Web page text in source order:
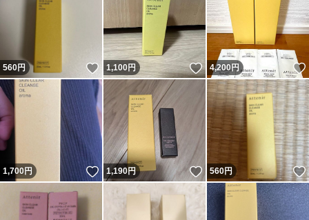
560円 いいね！
1,100円 いいね！
4,200円
1,700円 いいね！
1,190円 いいね！
560円